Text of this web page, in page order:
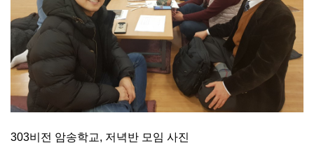
303비전 암송학교, 저녁반 모임 사진